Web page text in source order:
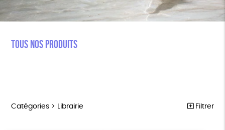
Tous nos produits
Catégories > Librairie Filtrer